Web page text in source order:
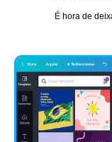
É hora de